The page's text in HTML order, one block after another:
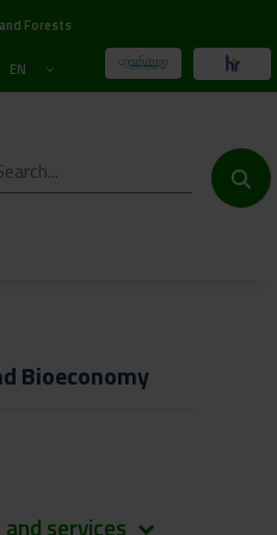
Forests
EN
Bioeconomy
services